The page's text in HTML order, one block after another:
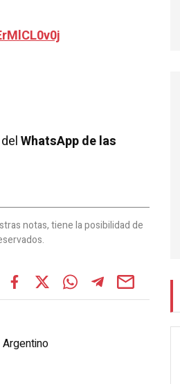
WhatsApp de las
notas, tiene la posibilidad de